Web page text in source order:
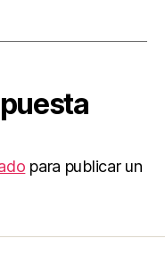
para publicar un